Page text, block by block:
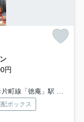
円
片町線「徳庵」駅 徒歩16分
ボックス